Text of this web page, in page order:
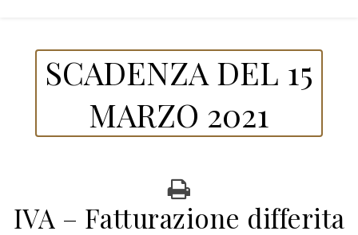
SCADENZA DEL 15
MARZO 2021
IVA – Fatturazione differita